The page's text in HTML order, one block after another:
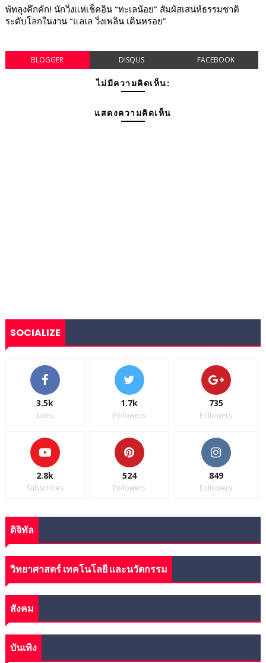
พัทลุงคึกคัก! นักวิ่งแห่เช็คอิน “ทะเลน้อย” สัมผัสเสน่ห์ธรรมชาติ
ระดับโลกในงาน “แลเล วิ่งเพลิน เดินหรอย”
BLOGGER DISQUS FACEBOOK
ไม่มีความคิดเห็น:
แสดงความคิดเห็น
SOCIALIZE
3.5k
Likes
1.7k
Followers
735
Followers
2.8k
Subscribes
524
Followers
849
Followers
ดิจิทัล
วิทยาศาสตร์ เทคโนโลยี และนวัตกรรม
สังคม
บันเทิง